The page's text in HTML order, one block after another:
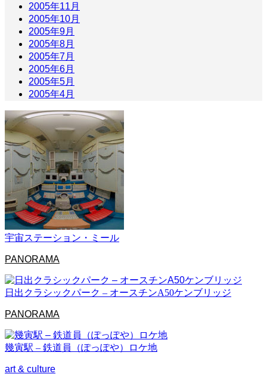
2005年11月
2005年10月
2005年9月
2005年8月
2005年7月
2005年6月
2005年5月
2005年4月
宇宙ステーション・ミール
PANORAMA
日出クラシックパーク – オースチンA50ケンブリッジ
PANORAMA
幾寅駅 – 鉄道員（ぽっぽや）ロケ地
art & culture